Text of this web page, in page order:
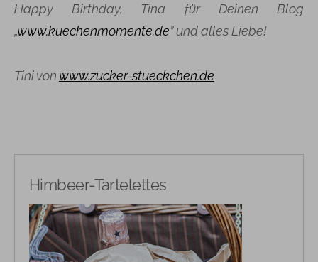
Happy Birthday, Tina für Deinen Blog
„www.kuechenmomente.de” und alles Liebe!
Tinivon www.zucker-stueckchen.de
Himbeer-Tartelettes